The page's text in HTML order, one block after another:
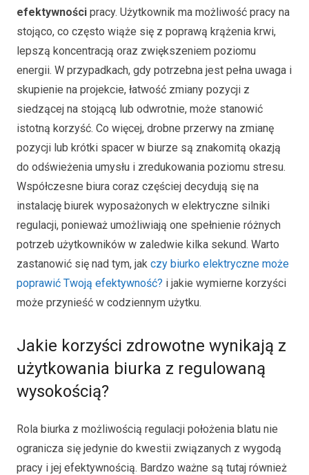
efektywności pracy. Użytkownik ma możliwość pracy na
stojąco, co często wiąże się z poprawą krążenia krwi,
lepszą koncentracją oraz zwiększeniem poziomu
energii. W przypadkach, gdy potrzebna jest pełna uwaga i
skupienie na projekcie, łatwość zmiany pozycji z
siedzącej na stojącą lub odwrotnie, może stanowić
istotną korzyść. Co więcej, drobne przerwy na zmianę
pozycji lub krótki spacer w biurze są znakomitą okazją
do odświeżenia umysłu i zredukowania poziomu stresu.
Współczesne biura coraz częściej decydują się na
instalację biurek wyposażonych w elektryczne silniki
regulacji, ponieważ umożliwiają one spełnienie różnych
potrzeb użytkowników w zaledwie kilka sekund. Warto
zastanowić się nad tym, jak czy biurko elektryczne może
poprawić Twoją efektywność? i jakie wymierne korzyści
może przynieść w codziennym użytku.
Jakie korzyści zdrowotne wynikają z
użytkowania biurka z regulowaną
wysokością?
Rola biurka z możliwością regulacji położenia blatu nie
ogranicza się jedynie do kwestii związanych z wygodą
pracy i jej efektywnością. Bardzo ważne są tutaj również